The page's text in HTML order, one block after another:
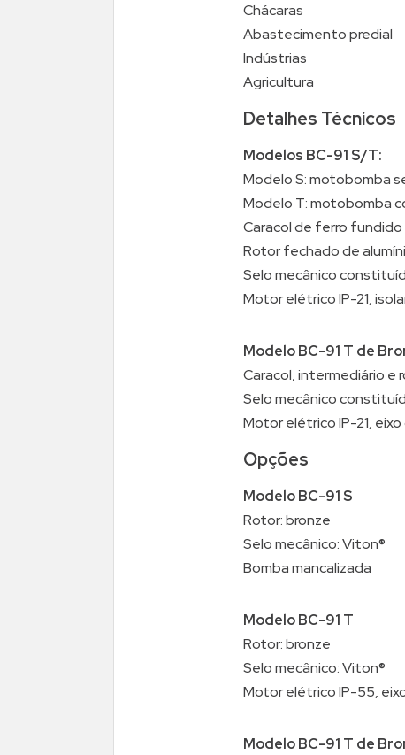
Chácaras
Abastecimento predial
Indústrias
Agricultura
Detalhes Técnicos
Modelos BC-91 S/T:
Modelo S: motobomba
Modelo T: motobomba
Caracol de ferro fundido
Rotor fechado de
Selo mecânico
Motor elétrico IP-21,
Modelo BC-91 T de
Caracol, intermediário e
Selo mecânico
Motor elétrico IP-21, eixo
Opções
Modelo BC-91 S
Rotor: bronze
Selo mecânico: Viton®
Bomba mancalizada
Modelo BC-91 T
Rotor: bronze
Selo mecânico: Viton®
Motor elétrico IP-55,
Modelo BC-91 T de